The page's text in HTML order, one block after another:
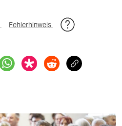
Fehlerhinweis